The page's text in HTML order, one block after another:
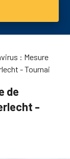
: Mesure
- Tournai
de
-